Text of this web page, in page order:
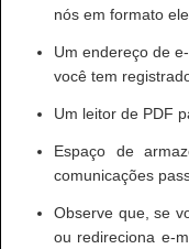
nós em formato
Um endereço de
você tem
Um leitor de PDF
Espaço de
comunicações
Observe que, se
ou redireciona e-